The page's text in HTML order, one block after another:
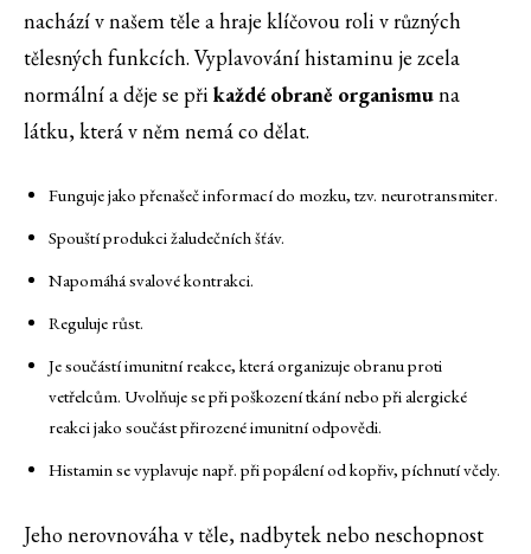
nachází v našem těle a hraje klíčovou roli v různých
tělesných funkcích. Vyplavování histaminu je zcela
normální a děje se přikaždé obraně organismuna
látku, která v něm nemá co dělat.
Funguje jako přenašeč informací do mozku, tzv. neurotransmiter.
Spouští produkci žaludečních šťáv.
Napomáhá svalové kontrakci.
Reguluje růst.
Je součástí imunitní reakce, která organizuje obranu proti
vetřelcům. Uvolňuje se při poškození tkání nebo při alergické
reakci jako součást přirozené imunitní odpovědi.
Histamin se vyplavuje např. při popálení od kopřiv, píchnutí včely.
Jeho nerovnováha v těle, nadbytek nebo neschopnost